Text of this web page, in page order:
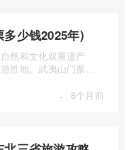
少钱2025年)
然和文化双重遗产
胜地。武夷山门票多
· 8个月前